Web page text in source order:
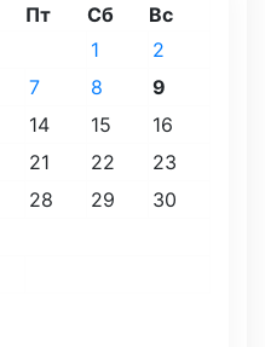
Пт Сб Вс
1
2
7 8
9
14 15
16
21 22
23
28 29
30